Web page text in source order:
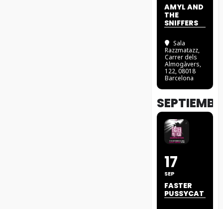
AMYL AND
THE
SNIFFERS
Sala
Razzmatazz,
Carrer dels
Almogàvers,
122, 08018
Barcelona
17
SEP
FASTER
PUSSYCAT